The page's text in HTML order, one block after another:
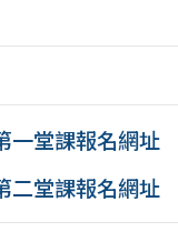
一堂課報名網址
二堂課報名網址